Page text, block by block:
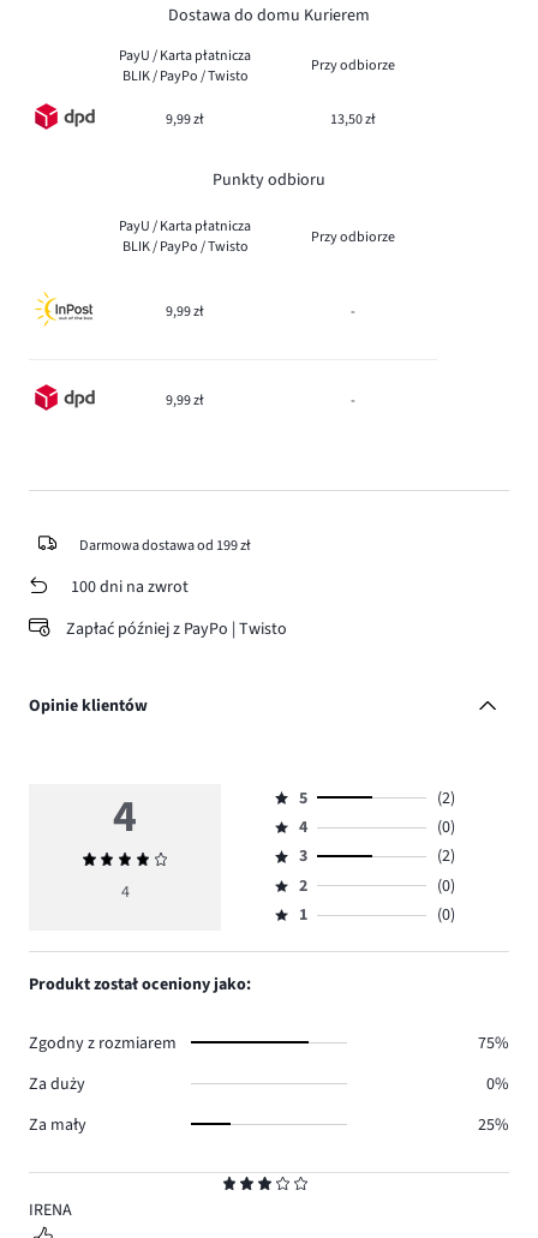
Dostawa do domu Kurierem
PayU / Karta płatnicza
BLIK / PayPo / Twisto
Przy odbiorze
9,99 zł 13,50 zł
Punkty odbioru
PayU / Karta płatnicza
BLIK / PayPo / Twisto
Przy odbiorze
9,99 zł -
9,99 zł -
Darmowa dostawa od 199 zł
100 dni na zwrot
Zapłać później z PayPo | Twisto
Opinie klientów
3
IRENA
4
Średnia
ocena
4
Ocena
5,
ilość
głosów
2.
5
(2)
Ocena
4,
ilość
głosów
4
(0)
Ocena
3,
ilość
3
(2)
Ocena
2,
2
(0)
Ocena
1,
1 (0)
Produkt został oceniony jako:
Zgodny z rozmiarem
75%
Za duży
0%
Za mały
25%